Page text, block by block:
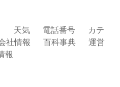
天気 電話番号
カテ
社情報 百科事典
運営
報